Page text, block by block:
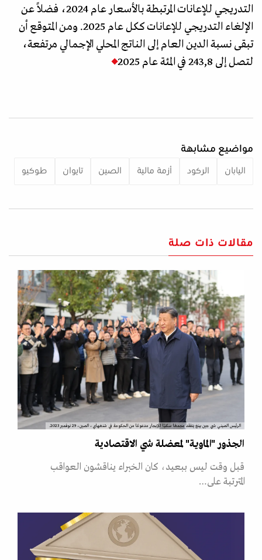
التدريجي للإعانات المرتبطة بالأسعار عام 2024، فضلاً عن
الإلغاء التدريجي للإعانات ككل عام 2025. ومن المتوقع أن
تبقى نسبة الدين العام إلى الناتج المحلي الإجمالي مرتفعة،
لتصل إلى 243,8 في المئة عام 2025
مواضيع مشابهة
اليابان الركود أزمة مالية الصين تايوان طوكيو
مقالات ذات صلة
الرئيس الصيني شي جين بينغ يتفقد مجمعًا سكنيًا للإيجار مدعومًا من الحكومة في شنغهاي، الصين، 29 نوفمبر 2023.
الجذور "الماوية" لمعضلة شي الاقتصادية
قبل وقت ليس ببعيد، كان الخبراء يناقشون العواقب
المترتبة على…